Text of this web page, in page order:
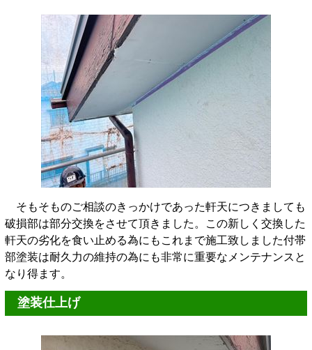
そもそものご相談のきっかけであった軒天につきましても
破損部は部分交換をさせて頂きました。この新しく交換した
軒天の劣化を食い止める為にもこれまで施工致しました付帯
部塗装は耐久力の維持の為にも非常に重要なメンテナンスと
なり得ます。
塗装仕上げ